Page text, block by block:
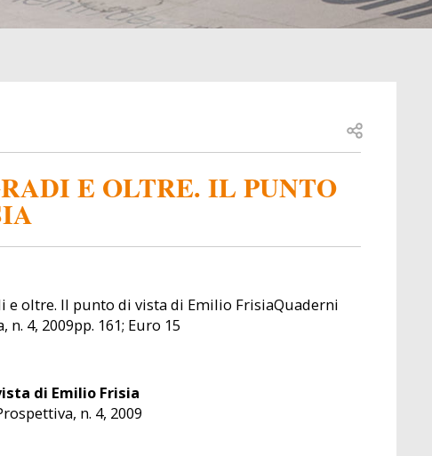
Open share
E OLTRE. IL PUNTO
e oltre. Il punto di vista di Emilio FrisiaQuaderni
4, 2009pp. 161; Euro 15
di Emilio Frisia
n. 4, 2009